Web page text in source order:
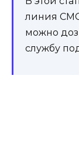
линия
можно
службу